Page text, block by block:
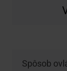
Spôsob